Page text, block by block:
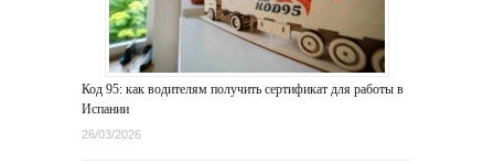
Код 95: как водителям получить сертификат для работы в
Испании
26/03/2026